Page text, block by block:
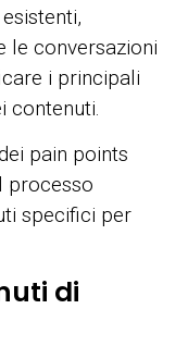
le conversazioni
i principali
contenuti.
pain points
processo
specifici per
di